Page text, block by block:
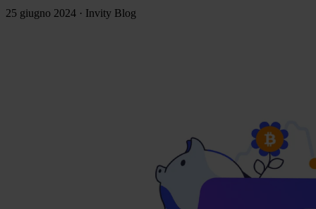
25 giugno 2024 · Invity Blog